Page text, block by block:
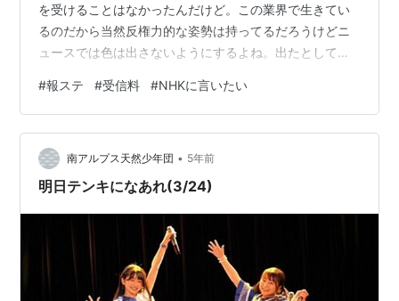
を受けることはなかったんだけど。この業界で生きてい
るのだから当然反権力的な姿勢は持ってるだろうけどニ
ュースでは色は出さないようにするよね。出たとしても
爽やかでいい感じだった。 大越さんはニュース９だった
かで多分政治汚職かなんかのニュースだったと思うけ
ど、最後にやや憤慨しながら「私たちの税金を・・・き
ちんと使ってほしいですね」的なコメントをしていたの
が印象に残っている。私はそれを聞いて「あ、税金使っ
#報ステ #受信料 #NHKに言いたい
南アルプス天然少年団 • 5年前
明日テンキになあれ(3/24)